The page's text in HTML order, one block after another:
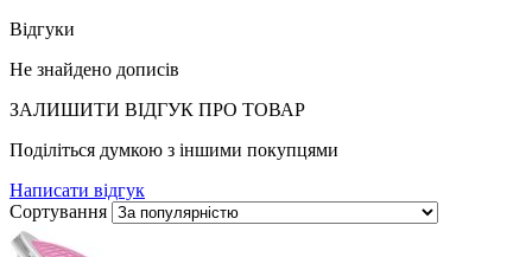
Відгуки
Не знайдено дописів
ЗАЛИШИТИ ВIДГУК ПРО ТОВАР
Поділіться думкою з іншими покупцями
Написати відгук
Сортування